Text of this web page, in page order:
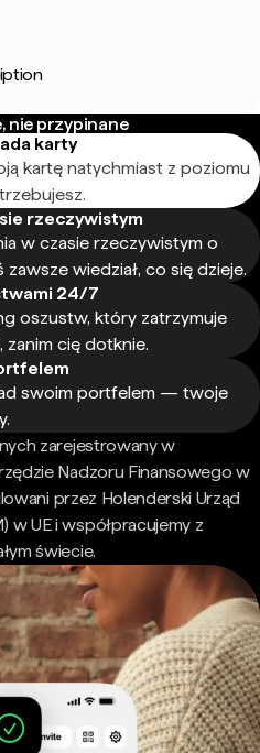
nie przypinane
karty
kartę natychmiast z poziomu
rzeczywistym
w czasie rzeczywistym o
wiedział, co się dzieje.
24/7
oszustw, który zatrzymuje
cię dotknie.
swoim portfelem — twoje
zarejestrowany w
Nadzoru Finansowego w
przez Holenderski Urząd
w UE i współpracujemy z
świecie.